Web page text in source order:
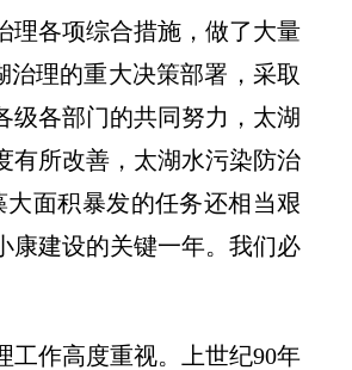
各项综合措施，做了大量
理的重大决策部署，采取
级各部门的共同努力，太湖
有所改善，太湖水污染防治
面积暴发的任务还相当艰
康建设的关键一年。我们必
作高度重视。上世纪90年